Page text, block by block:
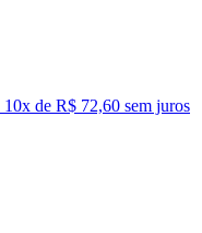
10x de R$ 72,60 sem juros